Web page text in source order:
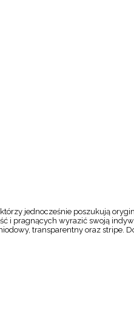
jednocześnie poszukują
i pragnących wyrazić swoją
transparentny oraz stripe.